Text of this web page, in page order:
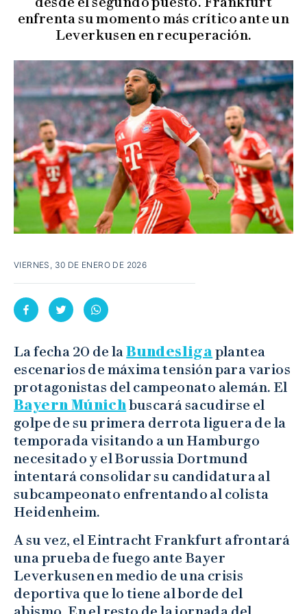
enfrenta su momento más crítico ante un
Leverkusen en recuperación.
VIERNES, 30 DE ENERO DE 2026
La fecha 20 de laBundesligaplantea
escenarios de máxima tensión para varios
protagonistas del campeonato alemán. El
Bayern Múnichbuscará sacudirse el
golpe de su primera derrota liguera de la
temporada visitando a un Hamburgo
necesitado y el Borussia Dortmund
intentará consolidar su candidatura al
subcampeonato enfrentando al colista
Heidenheim.
A su vez, el Eintracht Frankfurt afrontará
una prueba de fuego ante Bayer
Leverkusen en medio de una crisis
deportiva que lo tiene al borde del